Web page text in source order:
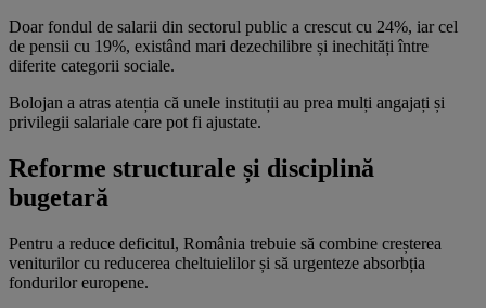
Doar fondul de salarii din sectorul public a crescut cu 24%, iar cel
de pensii cu 19%, existând mari dezechilibre și inechități între
diferite categorii sociale.
Bolojan a atras atenția că unele instituții au prea mulți angajați și
privilegii salariale care pot fi ajustate.
Reforme structurale și disciplină
bugetară
Pentru a reduce deficitul, România trebuie să combine creșterea
veniturilor cu reducerea cheltuielilor și să urgenteze absorbția
fondurilor europene.